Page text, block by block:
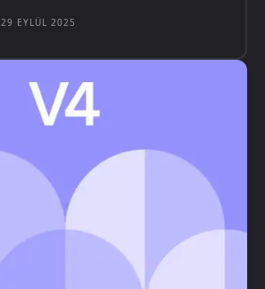
29 EYLÜL 2025